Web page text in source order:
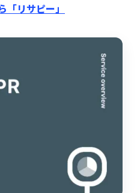
「リサピー」